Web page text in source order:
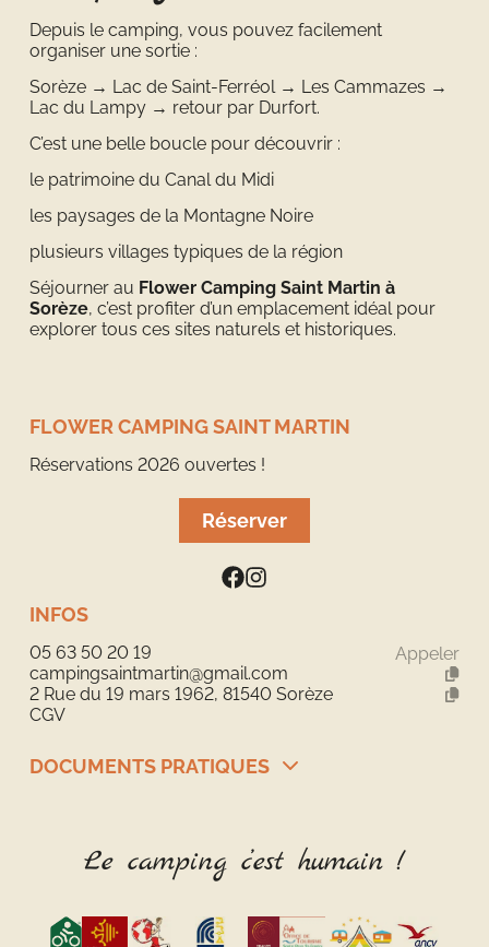
Depuis le camping, vous pouvez facilement
organiser une sortie :
Sorèze → Lac de Saint-Ferréol → Les Cammazes →
Lac du Lampy → retour par Durfort.
C’est une belle boucle pour découvrir :
le patrimoine du Canal du Midi
les paysages de la Montagne Noire
plusieurs villages typiques de la région
Séjourner au Flower Camping Saint Martin à
Sorèze, c’est profiter d’un emplacement idéal pour
explorer tous ces sites naturels et historiques.
FLOWER CAMPING SAINT MARTIN
Réservations 2026 ouvertes !
Réserver
INFOS
05 63 50 20 19
Appeler
campingsaintmartin@gmail.com
2 Rue du 19 mars 1962, 81540 Sorèze
CGV
DOCUMENTS PRATIQUES
Le camping c’est humain !